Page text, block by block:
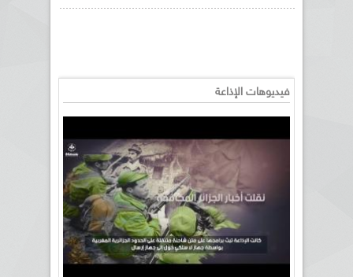
فيديوهات الإذاعة